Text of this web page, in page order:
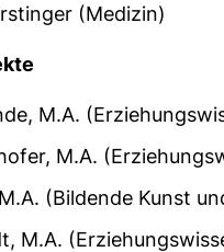
(Medizin)
M.A.
M.A.
(Bildende Kunst
M.A.